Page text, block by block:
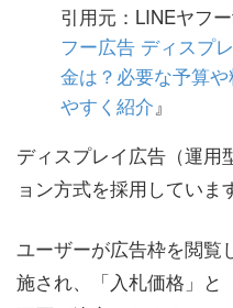
引用元：LINEヤフ
フー広告 ディスプ
金は？必要な予算
やすく紹介 』
ディスプレイ広告（運用
ョン方式を採用していま
ユーザーが広告枠を閲覧
施され、「入札価格」と